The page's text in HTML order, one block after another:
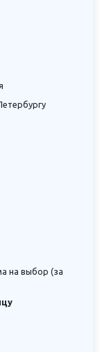
на выбор (за